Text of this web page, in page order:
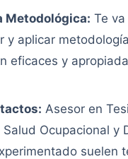
Metodológica: Te
y aplicar
eficaces y
Asesor en
Ocupacional y
suelen